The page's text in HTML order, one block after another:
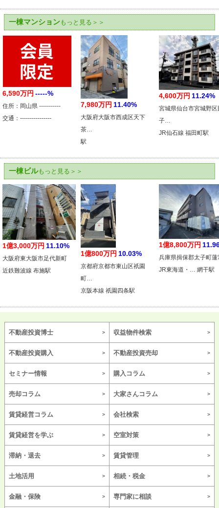
一棟マンションもっと見る＞＞
6,590万円 -----%
住所：岡山県 -----------
交通：----------------
7,980万円 11.40%
大阪府大阪市西成区天下
茶…
駅
4,600万円 11.24%
宮城県仙台市宮城野区
子…
JR仙石線 福田町駅
一棟ビルもっと見る＞＞
1億3,000万円 11.10%
大阪府東大阪市足代新町
近鉄難波線 布施駅
1億800万円 10.03%
京都府京都市東山区祇園
町…
京阪本線 祇園四条駅
1億8,800万円
兵庫県揖保郡太子町蓮
JR東海道・… 網干駅
不動産投資博士 収益物件検索
不動産投資購入 不動産投資売却
セミナー情報 購入コラム
売却コラム 大家さんコラム
賃貸経営コラム 会社検索
賃貸経営を学ぶ 空室対策
滞納・退去 賃貸管理
土地活用 相続・税金
金融・保険 専門家に相談